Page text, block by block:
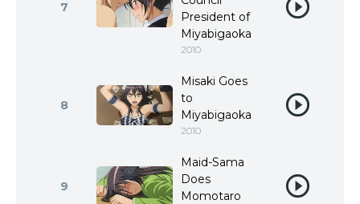
7
President of
Miyabigaoka
2010
8
Misaki Goes
to
Miyabigaoka
2010
9
Maid-Sama
Does
Momotaro